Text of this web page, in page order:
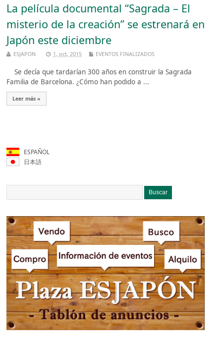
La película documental “Sagrada – El
misterio de la creación” se estrenará en
Japón este diciembre
ESJAPON 1, oct, 2015 EVENTOS FINALIZADOS
Se decía que tardarían 300 años en construir la Sagrada
Familia de Barcelona. ¿Cómo han podido a ...
Leer más »
ESPAÑOL
日本語